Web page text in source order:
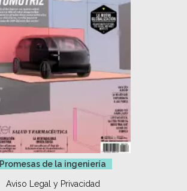
Promesas de la ingeniería
Aviso Legal y Privacidad